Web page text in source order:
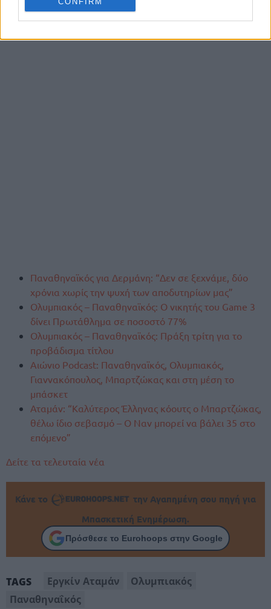
Παναθηναϊκός για Δερμάνη: “Δεν σε ξεχνάμε, δύο
χρόνια χωρίς την ψυχή των αποδυτηρίων μας”
Ολυμπιακός – Παναθηναϊκός: Ο νικητής του Game 3
δίνει Πρωτάθλημα σε ποσοστό 77%
Ολυμπιακός – Παναθηναϊκός: Πράξη τρίτη για το
προβάδισμα τίτλου
Αιώνιο Podcast: Παναθηναϊκός, Ολυμπιακός,
Γιαννακόπουλος, Μπαρτζώκας και στη μέση το
μπάσκετ
Αταμάν: “Καλύτερος Έλληνας κόουτς ο Μπαρτζώκας,
θέλω ίδιο σεβασμό – Ο Ναν μπορεί να βάλει 35 στο
επόμενο”
Δείτε τα τελευταία νέα
Κάνε το
την Αγαπημένη σου πηγή για
Μπασκετική Ενημέρωση.
Πρόσθεσε το Eurohoops στην Google
TAGS Εργκίν Αταμάν
Ολυμπιακός
Παναθηναΐκός